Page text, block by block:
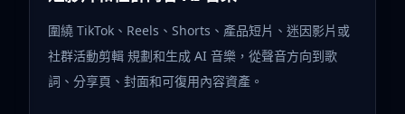
圍繞 TikTok、Reels、Shorts、產品短片、迷因影片或
社群活動剪輯 規劃和生成 AI 音樂，從聲音方向到歌
詞、分享頁、封面和可復用內容資產。